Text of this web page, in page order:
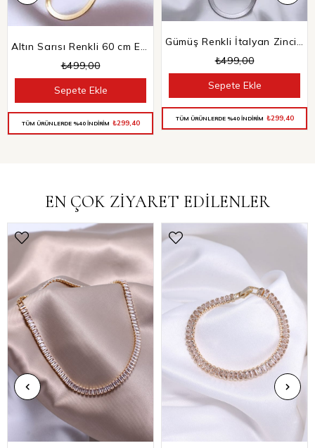
Altın Sarısı Renkli 60 cm Ezme İtalyan Zincir
₺499,00
Sepete Ekle
TÜM ÜRÜNLERDE %40 İNDİRİM ₺299,40
₺499,00
Sepete Ekle
TÜM ÜRÜNLERDE %40 İNDİRİM ₺299,40
EN ÇOK ZİYARET EDİLENLER